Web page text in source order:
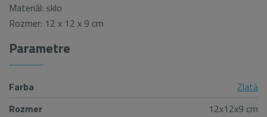
Materiál: sklo
Rozmer: 12 x 12 x 9 cm
Parametre
Farba
Zlatá
Rozmer
12x12x9 cm